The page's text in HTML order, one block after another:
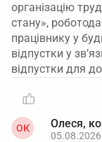
організацію
стану»,
працівнику у
відпустки у
відпустки для
ОК Олеся,
05.08.2026